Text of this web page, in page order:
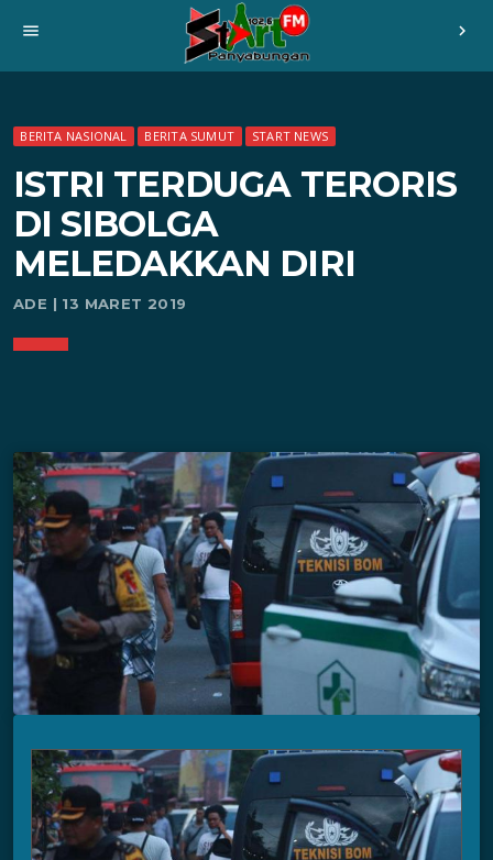
menu chevron_right
BERITA NASIONAL BERITA SUMUT START NEWS
ISTRI TERDUGA TERORIS
DI SIBOLGA
MELEDAKKAN DIRI
ADE | 13 MARET 2019